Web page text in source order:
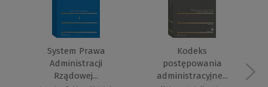
System Prawa
Administracji
Rządowej...
Kodeks
postępowania
administracyjne...